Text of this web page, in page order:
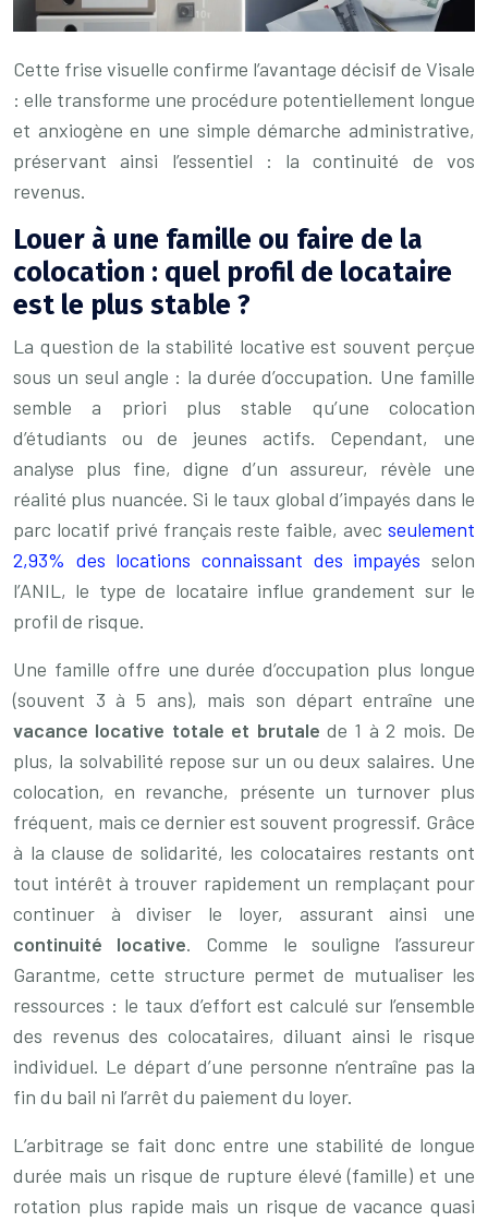
Cette frise visuelle confirme l’avantage décisif de Visale
: elle transforme une procédure potentiellement longue
et anxiogène en une simple démarche administrative,
préservant ainsi l’essentiel : la continuité de vos
revenus.
Louer à une famille ou faire de la
colocation : quel profil de locataire
est le plus stable ?
La question de la stabilité locative est souvent perçue
sous un seul angle : la durée d’occupation. Une famille
semble a priori plus stable qu’une colocation
d’étudiants ou de jeunes actifs. Cependant, une
analyse plus fine, digne d’un assureur, révèle une
réalité plus nuancée. Si le taux global d’impayés dans le
parc locatif privé français reste faible, avec seulement
2,93% des locations connaissant des impayés selon
l’ANIL, le type de locataire influe grandement sur le
profil de risque.
Une famille offre une durée d’occupation plus longue
(souvent 3 à 5 ans), mais son départ entraîne une
vacance locative totale et brutale de 1 à 2 mois. De
plus, la solvabilité repose sur un ou deux salaires. Une
colocation, en revanche, présente un turnover plus
fréquent, mais ce dernier est souvent progressif. Grâce
à la clause de solidarité, les colocataires restants ont
tout intérêt à trouver rapidement un remplaçant pour
continuer à diviser le loyer, assurant ainsi une
continuité locative. Comme le souligne l’assureur
Garantme, cette structure permet de mutualiser les
ressources : le taux d’effort est calculé sur l’ensemble
des revenus des colocataires, diluant ainsi le risque
individuel. Le départ d’une personne n’entraîne pas la
fin du bail ni l’arrêt du paiement du loyer.
L’arbitrage se fait donc entre une stabilité de longue
durée mais un risque de rupture élevé (famille) et une
rotation plus rapide mais un risque de vacance quasi